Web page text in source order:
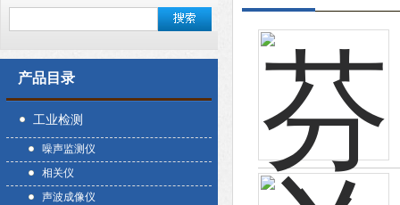
产品目录
工业检测
噪声监测仪
相关仪
声波成像仪